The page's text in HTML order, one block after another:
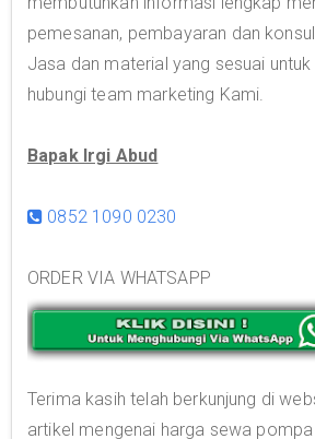
pemesanan, pembayaran dan
Jasa dan material yang sesuai
hubungi team marketing Kami.
Bapak Irgi Abud
0852 1090 0230
ORDER VIA WHATSAPP
Terima kasih telah berkunjung di
artikel mengenai harga sewa